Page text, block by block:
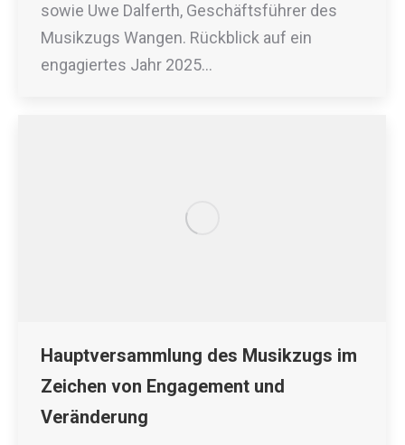
sowie Uwe Dalferth, Geschäftsführer des
Musikzugs Wangen. Rückblick auf ein
engagiertes Jahr 2025…
Hauptversammlung des Musikzugs im
Zeichen von Engagement und
Veränderung